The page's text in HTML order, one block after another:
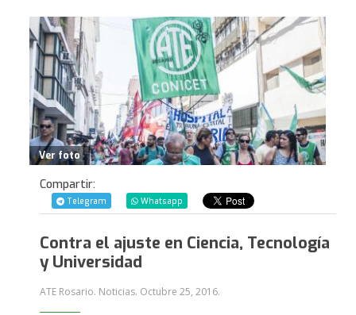
Ver foto
Compartir:
Telegram Whatsapp
Contra el ajuste en Ciencia, Tecnología
y Universidad
ATE Rosario. Noticias. Octubre 25, 2016.